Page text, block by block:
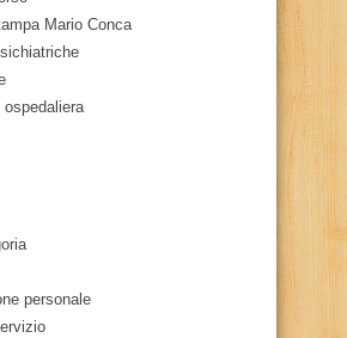
Mario Conca
ospedaliera
personale